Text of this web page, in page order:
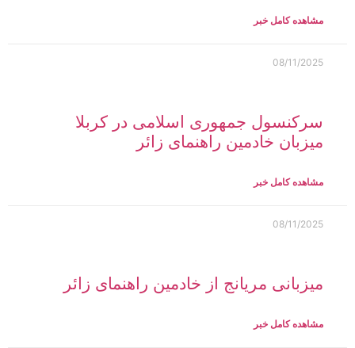
مشاهده کامل خبر
08/11/2025
سرکنسول جمهوری اسلامی در کربلا
میزبان خادمین راهنمای زائر
مشاهده کامل خبر
08/11/2025
میزبانی مریانج از خادمین راهنمای زائر
مشاهده کامل خبر